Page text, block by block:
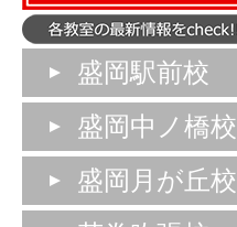
盛岡駅前校
盛岡中ノ橋校
盛岡月が丘校